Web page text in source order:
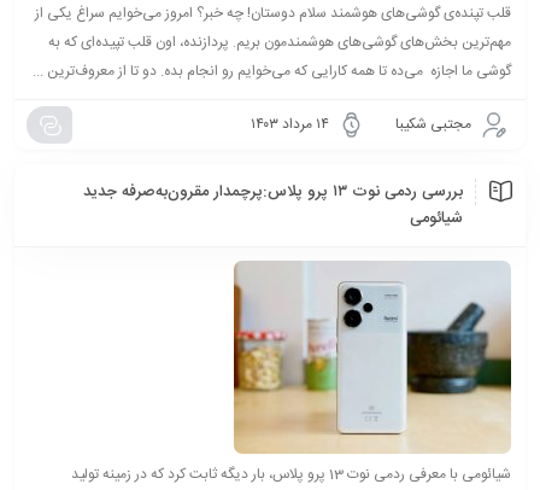
قلب تپنده‌ی گوشی‌های هوشمند سلام دوستان! چه خبر؟ امروز می‌خوایم سراغ یکی از
مهم‌ترین بخش‌های گوشی‌های هوشمندمون بریم. پردازنده، اون قلب تپیده‌ای که به
گوشی ما اجازه می‌ده تا همه کارایی که می‌خوایم رو انجام بده. دو تا از معروف‌ترین ...
مجتبی شکیبا ۱۴ مرداد ۱۴۰۳
بررسی ردمی نوت ۱۳ پرو پلاس:پرچمدار مقرون‌به‌صرفه جدید
شیائومی
شیائومی با معرفی ردمی نوت 13 پرو پلاس، بار دیگه ثابت کرد که در زمینه تولید